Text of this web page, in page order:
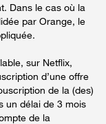
Dans le cas où la
par Orange, le
sur Netflix,
d’une offre
de la (des)
un délai de 3 mois
de la